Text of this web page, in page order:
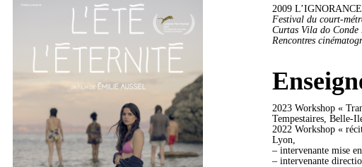
2009
Festival du court-
Curtas Vila do
Rencontres
2023 Workshop «
Tempestaires, Belle-
2022 Workshop «
Lyon,
– intervenante mise
– intervenante